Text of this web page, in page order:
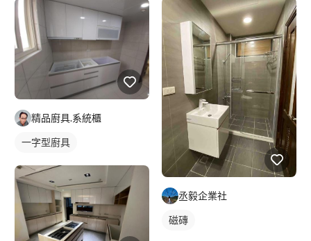
精品廚具.系統櫃
一字型廚具
丞毅企業社
磁磚